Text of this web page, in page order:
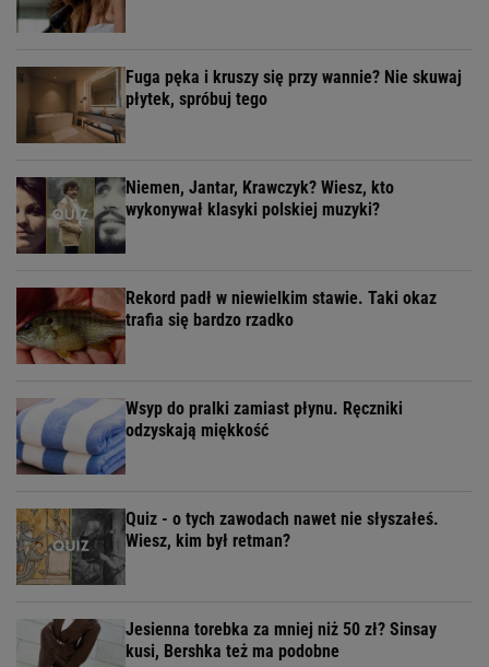
Fuga pęka i kruszy się przy wannie? Nie skuwaj
płytek, spróbuj tego
Niemen, Jantar, Krawczyk? Wiesz, kto
wykonywał klasyki polskiej muzyki?
Rekord padł w niewielkim stawie. Taki okaz
trafia się bardzo rzadko
Wsyp do pralki zamiast płynu. Ręczniki
odzyskają miękkość
Quiz - o tych zawodach nawet nie słyszałeś.
Wiesz, kim był retman?
Jesienna torebka za mniej niż 50 zł? Sinsay
kusi, Bershka też ma podobne